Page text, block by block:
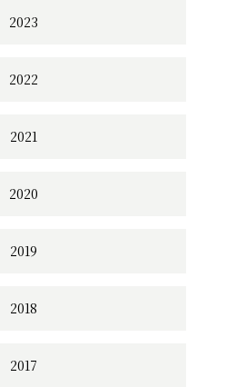
2023
2022
2021
2020
2019
2018
2017